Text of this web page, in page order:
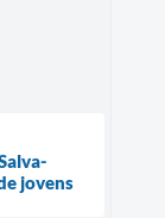
jovens